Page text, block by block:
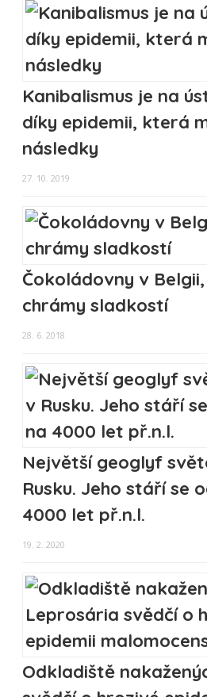
Kanibalismus je na
díky epidemii, která
následky
27. 10. 2019
Čokoládovny v
chrámy sladkostí
28. 6. 2018
Největší geoglyf
Rusku. Jeho stáří se
4000 let př.n.l.
19. 2. 2020
Odkladiště